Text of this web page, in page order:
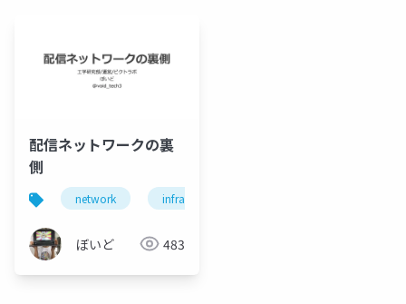
配信ネットワークの裏
側
network infrastructure
ぼいど 483